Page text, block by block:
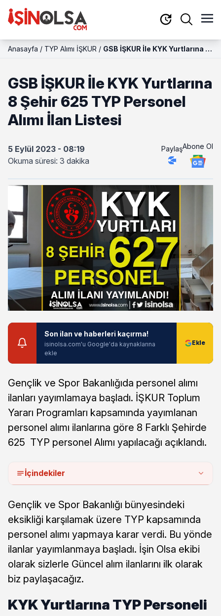
Anasayfa / TYP Alımı İŞKUR / GSB İŞKUR İle KYK Yurtlarına 8
GSB İŞKUR İle KYK Yurtlarına
8 Şehir 625 TYP Personel
Alımı İlan Listesi
5 Eylül 2023 - 08:19
Okuma süresi: 3 dakika
PaylaşAbone Ol
Son ilan ve haberleri kaçırma!
isinolsa.com'u Google'da kaynaklarına
ekle
Gençlik ve Spor Bakanlığıda personel alımı
ilanları yayımlamaya başladı. İŞKUR Toplum
Yararı Programları kapsamında yayımlanan
personel alımı ilanlarına göre 8 Farklı Şehirde
625 TYP personel Alımı yapılacağı açıklandı.
İçindekiler
Gençlik ve Spor Bakanlığı bünyesindeki
eksikliği karşılamak üzere TYP kapsamında
personel alımı yapmaya karar verdi. Bu yönde
ilanlar yayımlanmaya başladı. İşin Olsa ekibi
olarak sizlerle Güncel alım ilanlarını ilk olarak
biz paylaşacağız.
KYK Yurtlarına TYP Personeli